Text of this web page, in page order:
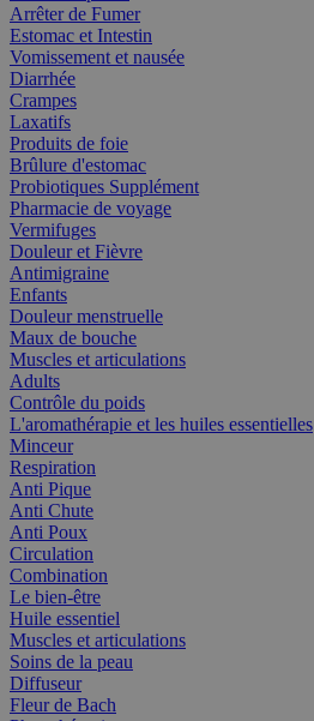
Arrêter de Fumer
Estomac et Intestin
Vomissement et nausée
Diarrhée
Crampes
Laxatifs
Produits de foie
Brûlure d'estomac
Probiotiques Supplément
Pharmacie de voyage
Vermifuges
Douleur et Fièvre
Antimigraine
Enfants
Douleur menstruelle
Maux de bouche
Muscles et articulations
Adults
Contrôle du poids
L'aromathérapie et les huiles essentielles
Minceur
Respiration
Anti Pique
Anti Chute
Anti Poux
Circulation
Combination
Le bien-être
Huile essentiel
Muscles et articulations
Soins de la peau
Diffuseur
Fleur de Bach